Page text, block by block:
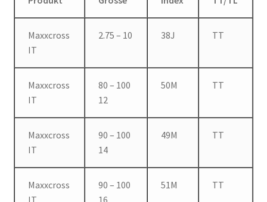
Maxxcross
IT
2.75 – 10 38J TT
Maxxcross
IT
80 – 100
12
50M TT
Maxxcross
IT
90 – 100
14
49M TT
Maxxcross
IT
90 – 100
16
51M TT